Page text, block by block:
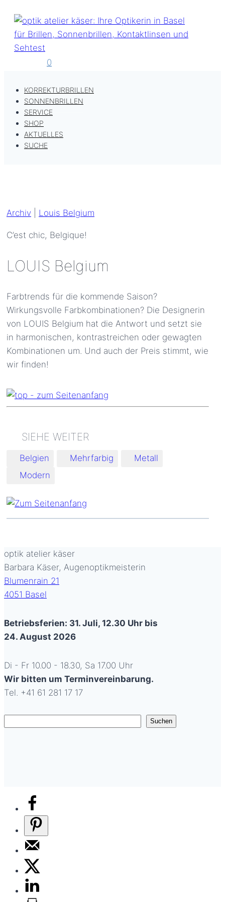
Inhalt
springen
0
KORREKTURBRILLEN
SONNENBRILLEN
SERVICE
SHOP
AKTUELLES
SUCHE
Archiv Louis Belgium
C’est chic, Belgique!
LOUIS Belgium
Farbtrends für die kommende Saison?
Wirkungsvolle Farbkombinationen? Die Designerin
von LOUIS Belgium hat die Antwort und setzt sie
in harmonischen, kontrastreichen oder gewagten
Kombinationen um. Und auch der Preis stimmt, wie
wir finden!
Schlagworte:
Belgien Mehrfarbig
Metall
Modern
optik atelier käser
Barbara Käser, Augenoptikmeisterin
Blumenrain 21
4051 Basel
Betriebsferien: 31. Juli, 12.30 Uhr bis
24. August 2026
Di - Fr 10.00 - 18.30, Sa 17.00 Uhr
Wir bitten um Terminvereinbarung.
Tel. +41 61 281 17 17
Suchen